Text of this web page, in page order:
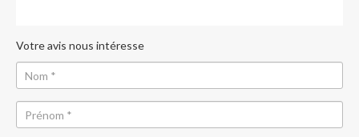
Votre avis nous intéresse